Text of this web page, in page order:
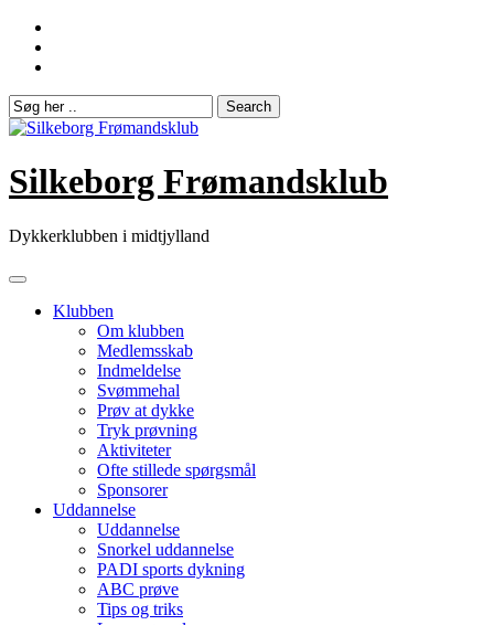
Skip
content
Silkeborg Frømandsklub
Dykkerklubben i midtjylland
Klubben
Om klubben
Medlemsskab
Indmeldelse
Svømmehal
Prøv at dykke
Tryk prøvning
Aktiviteter
Ofte stillede spørgsmål
Sponsorer
Uddannelse
Uddannelse
Snorkel uddannelse
PADI sports dykning
ABC prøve
Tips og triks